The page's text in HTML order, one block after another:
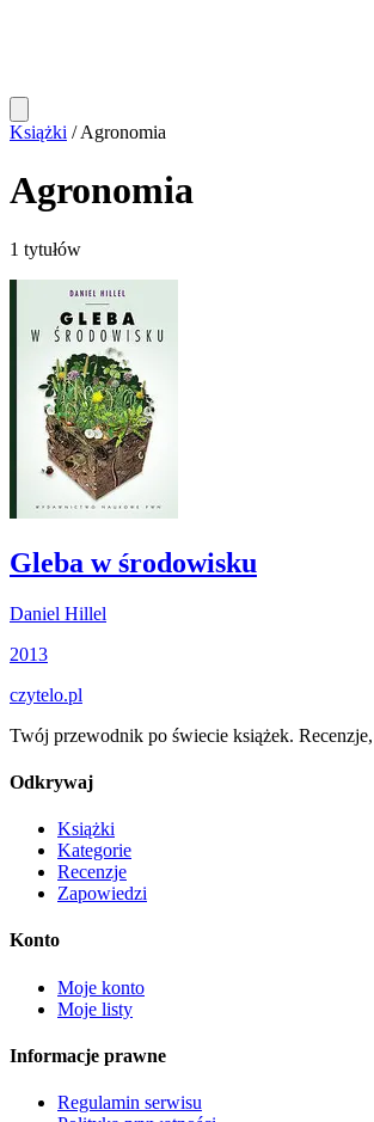
Książki / Agronomia
Agronomia
1 tytułów
Gleba w środowisku
Daniel Hillel
2013
czytelo.pl
Twój przewodnik po świecie książek.
Odkrywaj
Książki
Kategorie
Recenzje
Zapowiedzi
Konto
Moje konto
Moje listy
Informacje prawne
Regulamin serwisu